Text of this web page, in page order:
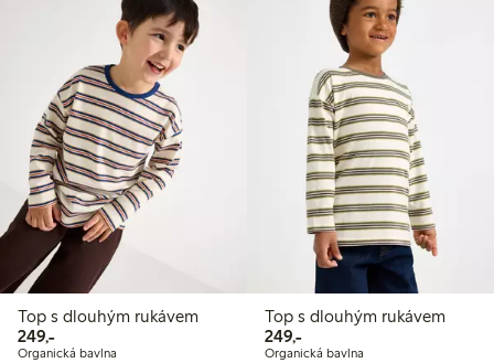
Top s dlouhým rukávem
249,-249,00 Kč
Organická bavlna
Top s dlouhým rukávem
249,-249,00 Kč
Organická bavlna